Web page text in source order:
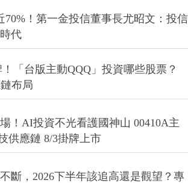
70%！第一金投信董事長尤昭文：投信
代
「台版主動QQQ」投資哪些股票？
布局
！AI投資不光看護國神山 00410A主
供應鏈 8/3掛牌上市
斷，2026下半年該追高還是觀望？專